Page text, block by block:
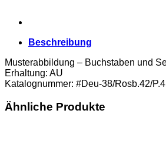
Beschreibung
Musterabbildung – Buchstaben und
Erhaltung: AU
Katalognummer: #Deu-38/Rosb.42/
Ähnliche Produkte